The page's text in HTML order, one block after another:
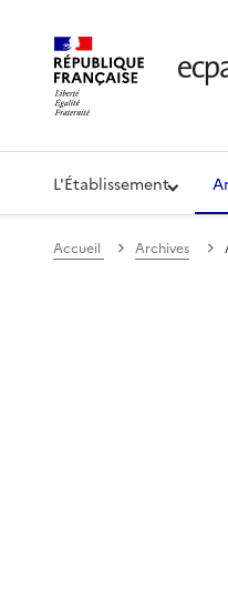
Établissement de
L'Établissement
Accueil Archives